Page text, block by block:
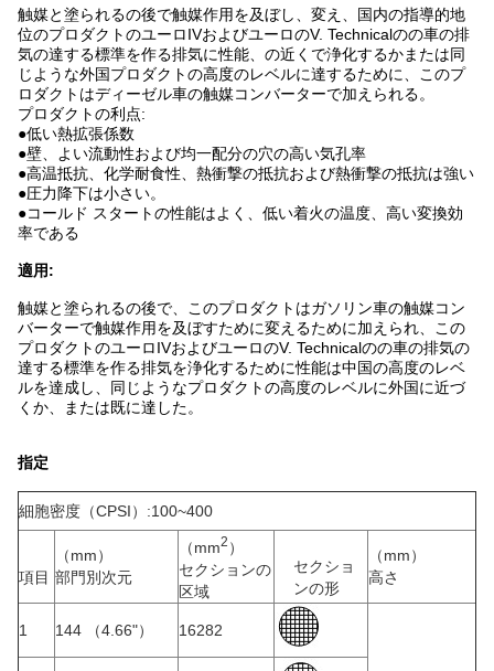
触媒と塗られるの後で触媒作用を及ぼし、変え、国内の指導的地
位のプロダクトのユーロIVおよびユーロのV. Technicalのの車の排
気の達する標準を作る排気に性能、の近くで浄化するかまたは同
じような外国プロダクトの高度のレベルに達するために、このプ
ロダクトはディーゼル車の触媒コンバーターで加えられる。
プロダクトの利点:
●低い熱拡張係数
●壁、よい流動性および均一配分の穴の高い気孔率
●高温抵抗、化学耐食性、熱衝撃の抵抗および熱衝撃の抵抗は強い
●圧力降下は小さい。
●コールド スタートの性能はよく、低い着火の温度、高い変換効
率である
適用:
触媒と塗られるの後で、このプロダクトはガソリン車の触媒コン
バーターで触媒作用を及ぼすために変えるために加えられ、この
プロダクトのユーロIVおよびユーロのV. Technicalのの車の排気の
達する標準を作る排気を浄化するために性能は中国の高度のレベ
ルを達成し、同じようなプロダクトの高度のレベルに外国に近づ
くか、または既に達した。
指定
細胞密度（CPSI）:100~400
項目
（mm）
部門別次元
（mm2 ）
セクションの
区域
セクショ
ンの形
（mm）
高さ
1 144 （4.66"） 16282